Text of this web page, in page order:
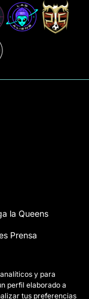
la Queens
Prensa
y para
perfil elaborado a
tus preferencias